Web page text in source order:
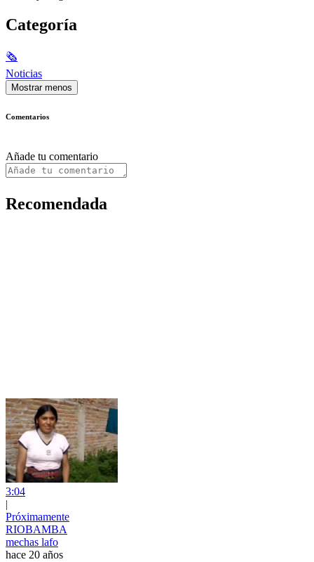
Categoría
🗞
Noticias
Mostrar menos
Comentarios
Añade tu comentario
Recomendada
3:04
|
Próximamente
RIOBAMBA
mechas lafo
hace 20 años